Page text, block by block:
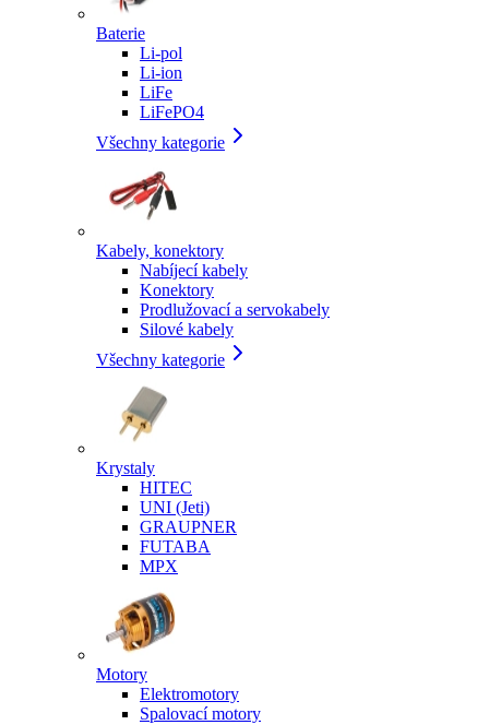
Baterie
Li-pol
Li-ion
LiFe
LiFePO4
Všechny kategorie
Kabely, konektory
Nabíjecí kabely
Konektory
Prodlužovací a servokabely
Silové kabely
Všechny kategorie
Krystaly
HITEC
UNI (Jeti)
GRAUPNER
FUTABA
MPX
Motory
Elektromotory
Spalovací motory